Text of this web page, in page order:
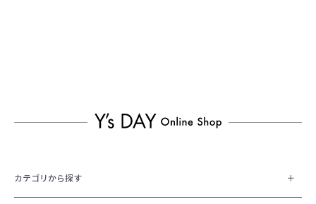
カテゴリから探す